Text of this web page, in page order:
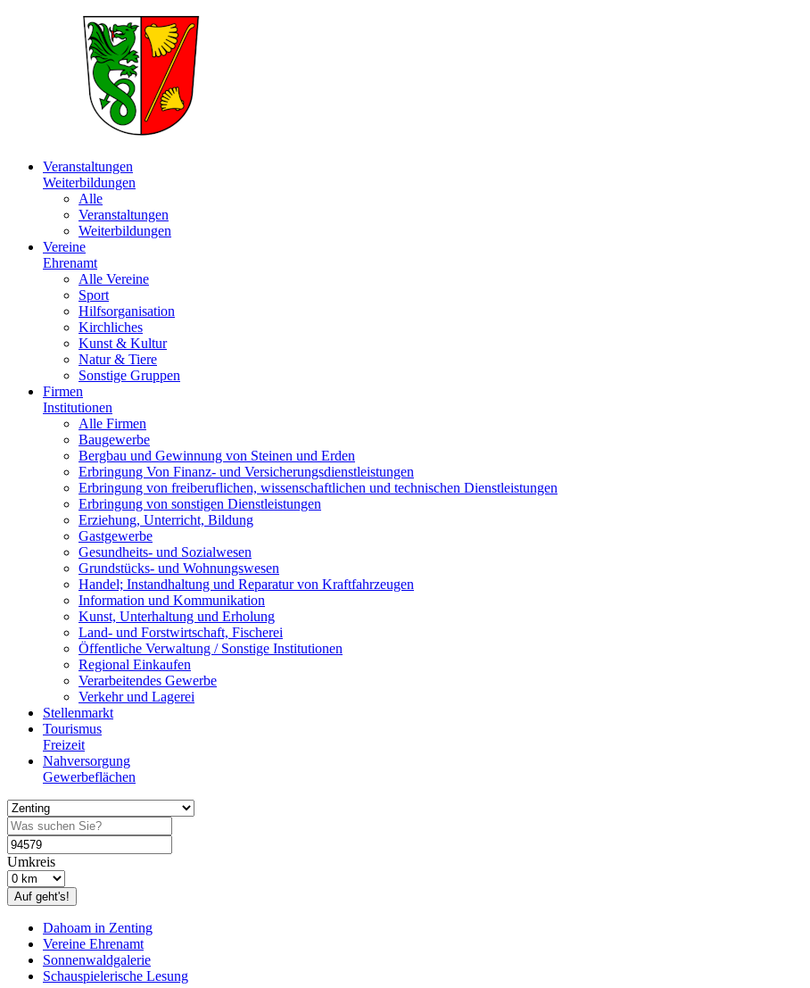
Veranstaltungen
Weiterbildungen
Alle
Veranstaltungen
Weiterbildungen
Vereine
Ehrenamt
Alle Vereine
Sport
Hilfsorganisation
Kirchliches
Kunst & Kultur
Natur & Tiere
Sonstige Gruppen
Firmen
Institutionen
Alle Firmen
Baugewerbe
Bergbau und Gewinnung von Steinen und Erden
Erbringung Von Finanz- und Versicherungsdienstleistungen
Erbringung von freiberuflichen, wissenschaftlichen und technischen Dienstleistungen
Erbringung von sonstigen Dienstleistungen
Erziehung, Unterricht, Bildung
Gastgewerbe
Gesundheits- und Sozialwesen
Grundstücks- und Wohnungswesen
Handel; Instandhaltung und Reparatur von Kraftfahrzeugen
Information und Kommunikation
Kunst, Unterhaltung und Erholung
Land- und Forstwirtschaft, Fischerei
Öffentliche Verwaltung / Sonstige Institutionen
Regional Einkaufen
Verarbeitendes Gewerbe
Verkehr und Lagerei
Stellenmarkt
Tourismus
Freizeit
Nahversorgung
Gewerbeflächen
Umkreis
Auf geht's!
Dahoam in Zenting
Vereine Ehrenamt
Sonnenwaldgalerie
Schauspielerische Lesung